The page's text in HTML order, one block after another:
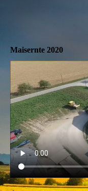
Maisernte 2020